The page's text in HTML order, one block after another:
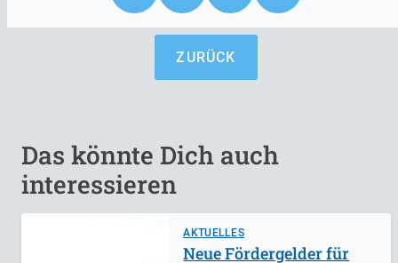
ZURÜCK
Das könnte Dich auch
interessieren
AKTUELLES
Neue Fördergelder für